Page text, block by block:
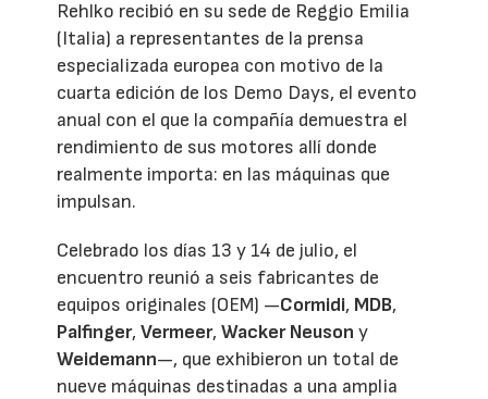
Rehlko recibió en su sede de Reggio Emilia
(Italia) a representantes de la prensa
especializada europea con motivo de la
cuarta edición de los Demo Days, el evento
anual con el que la compañía demuestra el
rendimiento de sus motores allí donde
realmente importa: en las máquinas que
impulsan.
Celebrado los días 13 y 14 de julio, el
encuentro reunió a seis fabricantes de
equipos originales (OEM) —Cormidi, MDB,
Palfinger,Vermeer,Wacker Neuson y
Weidemann—, que exhibieron un total de
nueve máquinas destinadas a una amplia